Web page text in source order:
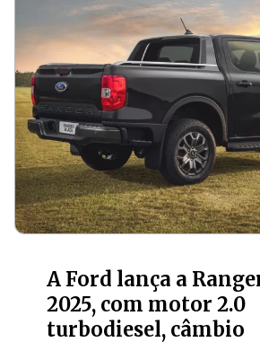
A Ford lança a
2025, com motor 2.0
turbodiesel, câmbio